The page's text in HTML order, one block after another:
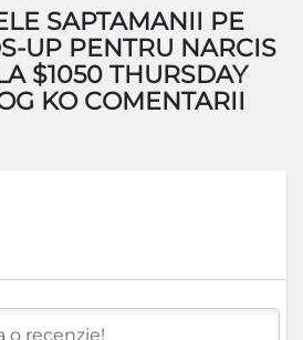
SAPTAMANII PE
UP PENTRU NARCIS
$1050 THURSDAY
KO COMENTARII